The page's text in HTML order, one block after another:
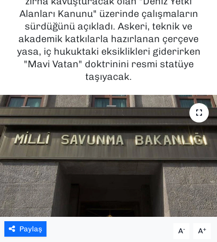
Alanları Kanunu" üzerinde çalışmaların
sürdüğünü açıkladı. Askeri, teknik ve
akademik katkılarla hazırlanan çerçeve
yasa, iç hukuktaki eksiklikleri giderirken
"Mavi Vatan" doktrinini resmi statüye
taşıyacak.
Paylaş A- A+
POLİTİKA
SAĞLIK
SPOR
YAŞAM
YEREL YÖNETİMLER